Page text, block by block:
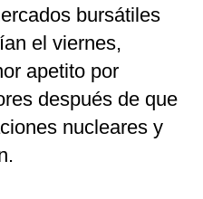
bursátiles
el viernes,
apetito por
después de que
nucleares y